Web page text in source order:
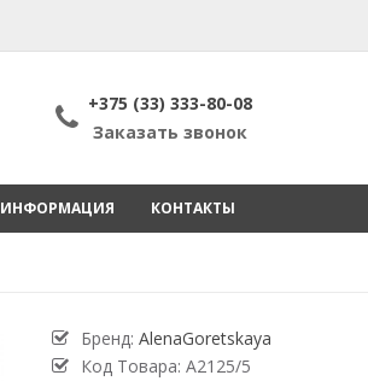
+375 (33) 333-80-08
Заказать звонок
ИНФОРМАЦИЯ КОНТАКТЫ
Бренд: AlenaGoretskaya
Код Товара: А2125/5